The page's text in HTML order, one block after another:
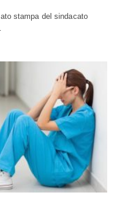
stampa del sindacato